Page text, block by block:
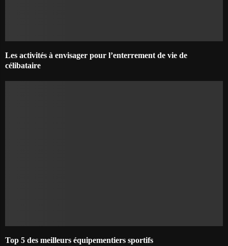
Les activités à envisager pour l’enterrement de vie de
célibataire
Top 5 des meilleurs équipementiers sportifs